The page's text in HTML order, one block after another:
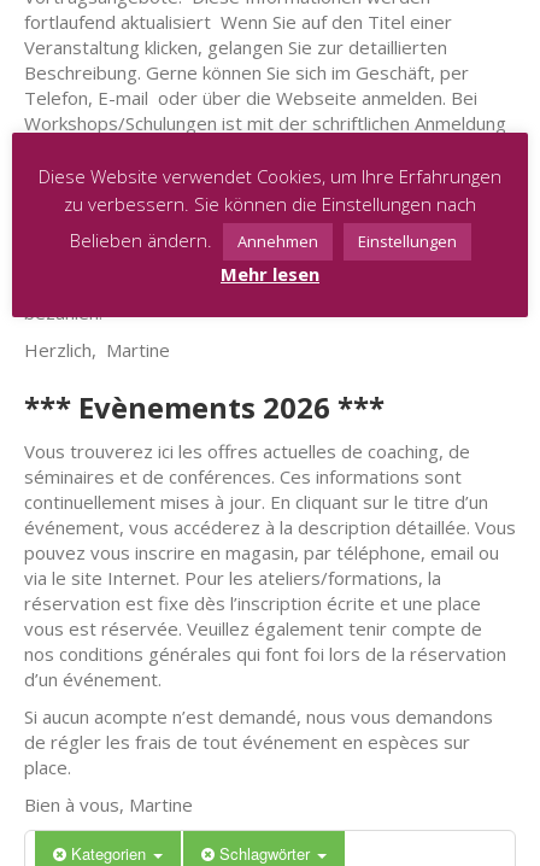
fortlaufend aktualisiert Wenn Sie auf den Titel einer
Veranstaltung klicken, gelangen Sie zur detaillierten
Beschreibung. Gerne können Sie sich im Geschäft, per
Telefon, E-mail oder über die Webseite anmelden. Bei
Workshops/Schulungen ist mit der schriftlichen Anmeldung
Bitte beachten Sie auch diesbezüglich unsere allgemeinen
Geschäftsbedingungen, die bei jeglicher Buchung einer
Veranstaltung bindend sind.
Wenn keine Vorauskasse gefragt ist, bitten wir Sie die
Gebühren für jegliche Veranstaltung in Cash vor Ort zu
bezahlen.
Herzlich, Martine
*** Evènements 2026 ***
Vous trouverez ici les offres actuelles de coaching, de
séminaires et de conférences. Ces informations sont
continuellement mises à jour. En cliquant sur le titre d’un
événement, vous accéderez à la description détaillée. Vous
pouvez vous inscrire en magasin, par téléphone, email ou
via le site Internet. Pour les ateliers/formations, la
réservation est fixe dès l’inscription écrite et une place
vous est réservée. Veuillez également tenir compte de
nos conditions générales qui font foi lors de la réservation
d’un événement.
Si aucun acompte n’est demandé, nous vous demandons
de régler les frais de tout événement en espèces sur
place.
Bien à vous, Martine
Kategorien Schlagwörter
Diese Website verwendet Cookies, um Ihre Erfahrungen
zu verbessern. Sie können die Einstellungen nach
Belieben ändern.
Annehmen Einstellungen
Mehr lesen